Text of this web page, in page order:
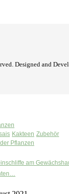
Designed and
Kakteen Zubehör
Pflanzen
am